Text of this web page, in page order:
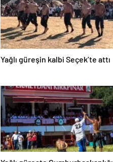
Yağlı güreşin kalbi Seçek’te attı